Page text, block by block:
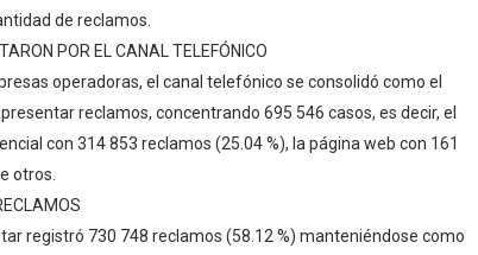
de reclamos.
POR EL CANAL TELEFÓNICO
operadoras, el canal telefónico se consolidó como el
reclamos, concentrando 695 546 casos, es decir, el
con 314 853 reclamos (25.04 %), la página web con 161
otros.
registró 730 748 reclamos (58.12 %) manteniéndose como